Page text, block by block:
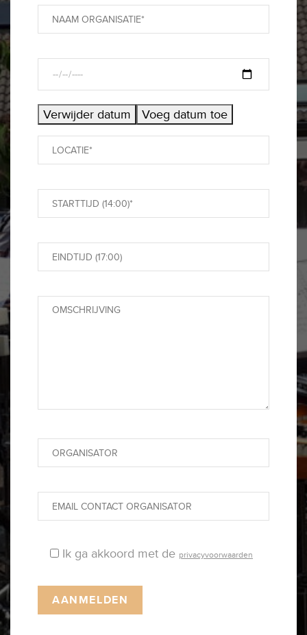
Verwijder datum Voeg datum toe
Ik ga akkoord met de privacyvoorwaarden